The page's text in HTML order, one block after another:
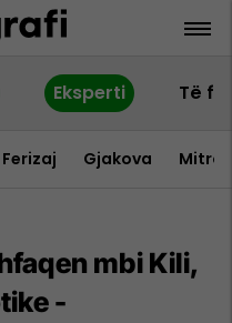
Eksperti Të
Ferizaj Gjakova
mbi Kili,
-